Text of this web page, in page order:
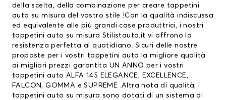
della scelta, della combinazione per creare tappetini
auto su misura del vostro stile !Con la qualità indiscussa
ed equivalente alle più grandi case produttrici, i nostri
tappetini auto su misura Stilistauto.it vi offrono la
resistenza perfetta al quotidiano. Sicuri delle nostre
proposte per i vostri tappetini auto la migliore qualità
ai migliori prezzi garantita UN ANNO per i vostri
tappetini auto ALFA 145 ELEGANCE, EXCELLENCE,
FALCON, GOMMA e SUPREME .Altra nota di qualità, i
tappetini auto su misura sono dotati di un sistema di